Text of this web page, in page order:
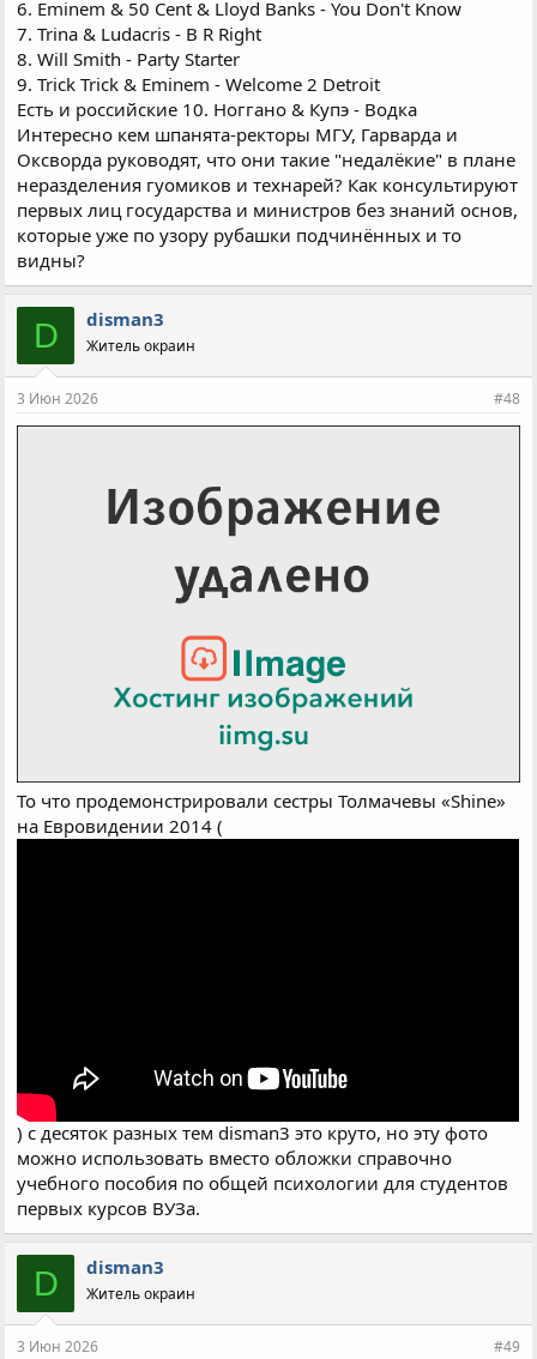
6. Eminem & 50 Cent & Lloyd Banks - You Don't Know
7. Trina & Ludacris - B R Right
8. Will Smith - Party Starter
9. Trick Trick & Eminem - Welcome 2 Detroit
Есть и российские 10. Ноггано & Купэ - Водка
Интересно кем шпанята-ректоры МГУ, Гарварда и
Оксворда руководят, что они такие "недалёкие" в плане
неразделения гуомиков и технарей? Как консультируют
первых лиц государства и министров без знаний основ,
которые уже по узору рубашки подчинённых и то
видны?
D disman3
Житель окраин
3 Июн 2026 #48
То что продемонстрировали сестры Толмачевы «Shine»
на Евровидении 2014 (
) с десяток разных тем disman3 это круто, но эту фото
можно использовать вместо обложки справочно
учебного пособия по общей психологии для студентов
первых курсов ВУЗа.
D disman3
Житель окраин
3 Июн 2026 #49